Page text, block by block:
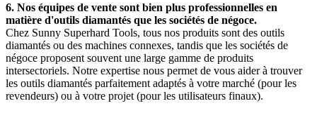
6. Nos équipes de vente sont bien plus professionnelles en
matière d'outils diamantés que les sociétés de négoce.
Chez Sunny Superhard Tools, tous nos produits sont des outils
diamantés ou des machines connexes, tandis que les sociétés de
négoce proposent souvent une large gamme de produits
intersectoriels. Notre expertise nous permet de vous aider à trouver
les outils diamantés parfaitement adaptés à votre marché (pour les
revendeurs) ou à votre projet (pour les utilisateurs finaux).